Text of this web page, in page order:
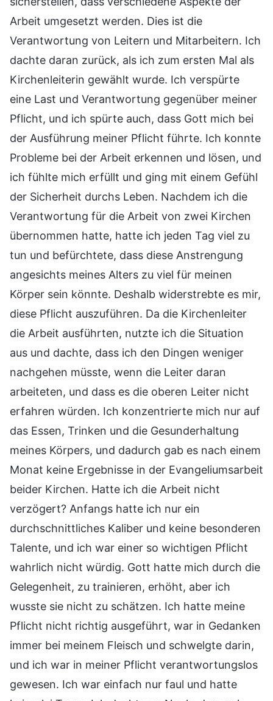
Arbeit umgesetzt werden. Dies ist die
Verantwortung von Leitern und Mitarbeitern. Ich
dachte daran zurück, als ich zum ersten Mal als
Kirchenleiterin gewählt wurde. Ich verspürte
eine Last und Verantwortung gegenüber meiner
Pflicht, und ich spürte auch, dass Gott mich bei
der Ausführung meiner Pflicht führte. Ich konnte
Probleme bei der Arbeit erkennen und lösen, und
ich fühlte mich erfüllt und ging mit einem Gefühl
der Sicherheit durchs Leben. Nachdem ich die
Verantwortung für die Arbeit von zwei Kirchen
übernommen hatte, hatte ich jeden Tag viel zu
tun und befürchtete, dass diese Anstrengung
angesichts meines Alters zu viel für meinen
Körper sein könnte. Deshalb widerstrebte es mir,
diese Pflicht auszuführen. Da die Kirchenleiter
die Arbeit ausführten, nutzte ich die Situation
aus und dachte, dass ich den Dingen weniger
nachgehen müsste, wenn die Leiter daran
arbeiteten, und dass es die oberen Leiter nicht
erfahren würden. Ich konzentrierte mich nur auf
das Essen, Trinken und die Gesunderhaltung
meines Körpers, und dadurch gab es nach einem
Monat keine Ergebnisse in der Evangeliumsarbeit
beider Kirchen. Hatte ich die Arbeit nicht
verzögert? Anfangs hatte ich nur ein
durchschnittliches Kaliber und keine besonderen
Talente, und ich war einer so wichtigen Pflicht
wahrlich nicht würdig. Gott hatte mich durch die
Gelegenheit, zu trainieren, erhöht, aber ich
wusste sie nicht zu schätzen. Ich hatte meine
Pflicht nicht richtig ausgeführt, war in Gedanken
immer bei meinem Fleisch und schwelgte darin,
und ich war in meiner Pflicht verantwortungslos
gewesen. Ich war einfach nur faul und hatte